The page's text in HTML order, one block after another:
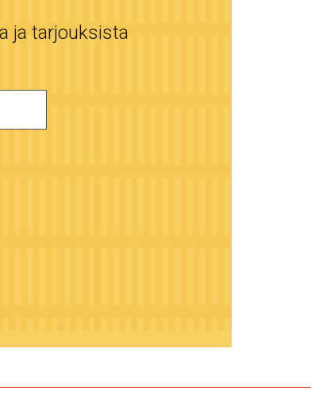
ja tarjouksista